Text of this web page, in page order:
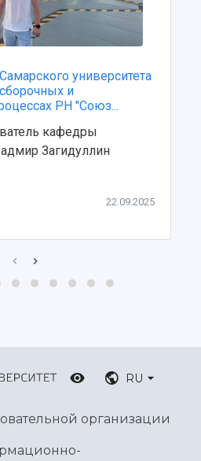
двигателей
организации
университета
и
РН "Союз...
кафедры
Загидуллин
22.09.2025
RU
организации